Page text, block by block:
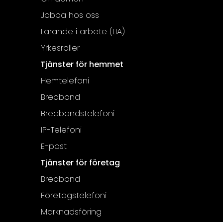
Jobba hos oss
Lärande i arbete (LIA)
Yrkesroller
Tjänster för hemmet
Hemtelefoni
Bredband
Bredbandstelefoni
IP-Telefoni
E-post
Tjänster för företag
Bredband
Företagstelefoni
Marknadsföring